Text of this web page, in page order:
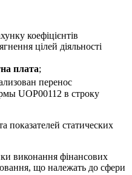
коефіцієнтів
цілей діяльності
плата;
перенос
UOP00112 в строку
показателей статических
виконання фінансових
що належать до сфери